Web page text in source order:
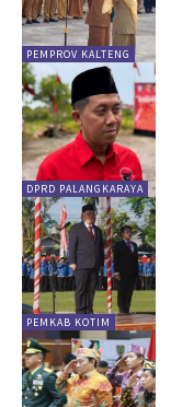
PEMPROV KALTENG
DPRD PALANGKARAYA
PEMKAB KOTIM